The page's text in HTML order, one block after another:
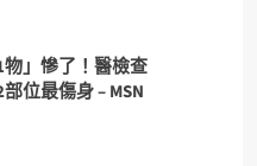
」慘了！醫檢查
位最傷身 – MSN